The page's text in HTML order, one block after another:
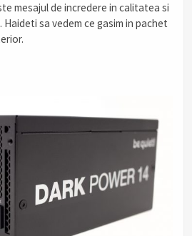
mesajul de incredere in calitatea si
sa vedem ce gasim in pachet